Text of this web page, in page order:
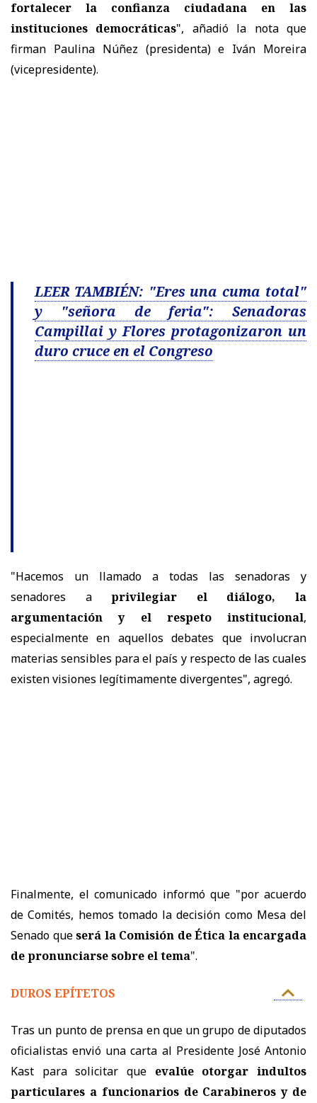
fortalecer la confianza ciudadana en las
instituciones democráticas", añadió la nota que
firman Paulina Núñez (presidenta) e Iván Moreira
(vicepresidente).
LEER TAMBIÉN: "Eres una cuma total"
y "señora de feria": Senadoras
Campillai y Flores protagonizaron un
duro cruce en el Congreso
"Hacemos un llamado a todas las senadoras y
senadores aprivilegiar el diálogo, la
argumentación y el respeto institucional,
especialmente en aquellos debates que involucran
materias sensibles para el país y respecto de las cuales
existen visiones legítimamente divergentes", agregó.
Finalmente, el comunicado informó que "por acuerdo
de Comités, hemos tomado la decisión como Mesa del
Senado queserá la Comisión de Ética la encargada
de pronunciarse sobre el tema".
DUROS EPÍTETOS
Tras un punto de prensa en que un grupo de diputados
oficialistas envió una carta al Presidente José Antonio
Kast para solicitar que evalúe otorgar indultos
particulares a funcionarios de Carabineros y de